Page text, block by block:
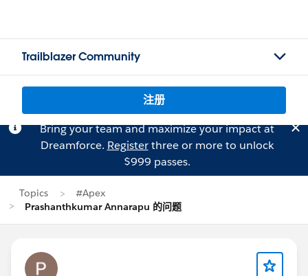
Trailblazer Community
注册
Bring your team and maximize your impact at
Dreamforce. Registerthree or more to unlock
$999 passes.
Topics
#Apex
Prashanthkumar Annarapu 的问题